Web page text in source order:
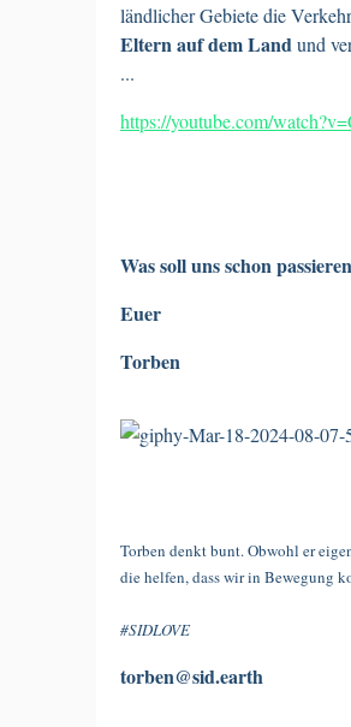
ländlicher Gebiete die
Eltern auf dem Landund
...
https://youtube.com/
Was soll uns schon
Euer
Torben
Torben denkt bunt. Obwohl er
die helfen, dass wir in Bewegung
#SIDLOVE
torben@sid.earth